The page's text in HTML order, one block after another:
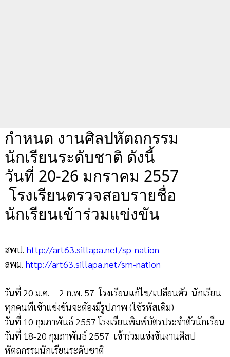
กำหนด งานศิลปหัตถกรรม
นักเรียนระดับชาติ ดังนี้
วันที่ 20-26 มกราคม 2557
โรงเรียนตรวจสอบรายชื่อ
นักเรียนเข้าร่วมแข่งขัน
สพป. http://art63.sillapa.net/sp-nation
สพม. http://art63.sillapa.net/sm-nation
วันที่ 20 ม.ค. – 2 ก.พ. 57 โรงเรียนแก้ไข/เปลียนตัว นักเรียน
ทุกคนทีเข้าแข่งขันจะต้องมีรูปภาพ (ใช้รหัสเดิม)
วันที่ 10 กุมภาพันธ์ 2557 โรงเรียนพิมพ์บัตรประจำตัวนักเรียน
วันที่ 18-20 กุมภาพันธ์ 2557 เข้าร่วมแข่งขันงานศิลป
หัตถกรรมนักเรียนระดับชาติ